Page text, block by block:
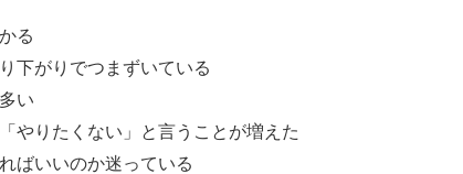
る
下がりでつまずいている
い
やりたくない」と言うことが増えた
ばいいのか迷っている